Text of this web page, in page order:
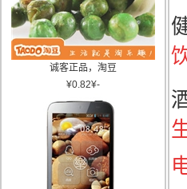
诚客正品，淘豆
¥0.82¥-